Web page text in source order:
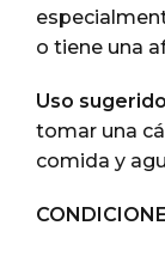
o tiene una
Uso
tomar una
comida y